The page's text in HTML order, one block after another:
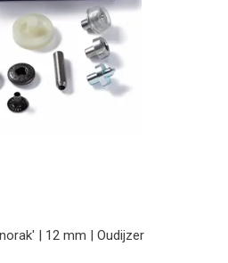
Drukknopen 'Anorak' | 12 mm | Oudijzer